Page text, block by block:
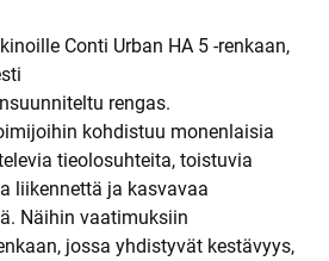
Conti Urban HA 5 -renkaan,
rengas.
kohdistuu monenlaisia
tieolosuhteita, toistuvia
liikennettä ja kasvavaa
Näihin vaatimuksiin
jossa yhdistyvät kestävyys,